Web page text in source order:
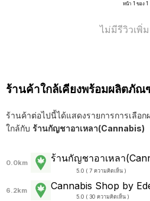
หน้า 1 ของ 1
ไม่มีรีวิวเพิ่ม
ร้านค้าใกล้เคียงพร้อมผลิตภัณ
ร้านค้าต่อไปนี้ได้แสดงรายการการเลือ
ใกล้กับ ร้านกัญชาอาเหลา(Cannabis)
0.0km ร้านกัญชาอาเหลา
5.0 ( 7 ความคิดเห็น )
6.2km Cannabis Shop by
5.0 ( 30 ความคิดเห็น )